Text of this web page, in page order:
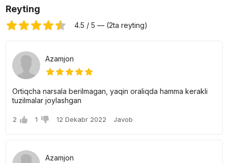
Reyting
4.5 / 5 — (2ta reyting)
Azamjon
Ortiqcha narsala berilmagan, yaqin oraliqda hamma kerakli
tuzilmalar joylashgan
2 1 12 Dekabr 2022 Javob
Azamjon